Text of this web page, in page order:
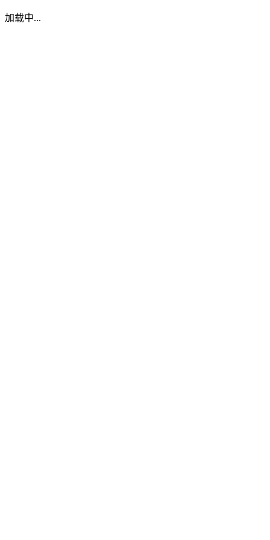
加载中...